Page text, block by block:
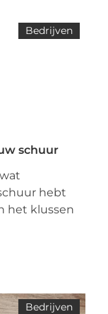
Bedrijven
schuur
hebt
het klussen
Bedrijven